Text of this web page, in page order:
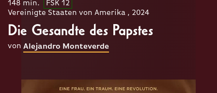
148 min.
FSK 12
Vereinigte Staaten von Amerika , 2024
Die Gesandte des Papstes
von Alejandro Monteverde